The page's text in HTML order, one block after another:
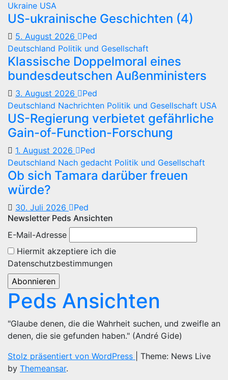
Ukraine USA
US-ukrainische Geschichten (4)
5. August 2026
Ped
Deutschland Politik und Gesellschaft
Klassische Doppelmoral eines
bundesdeutschen Außenministers
3. August 2026
Ped
Deutschland Nachrichten Politik und Gesellschaft USA
US-Regierung verbietet gefährliche
Gain-of-Function-Forschung
1. August 2026
Ped
Deutschland Nach gedacht Politik und Gesellschaft
Ob sich Tamara darüber freuen
würde?
30. Juli 2026
Ped
Newsletter Peds Ansichten
E-Mail-Adresse
Hiermit akzeptiere ich die
Datenschutzbestimmungen
Peds Ansichten
"Glaube denen, die die Wahrheit suchen, und zweifle an
denen, die sie gefunden haben." (André Gide)
Stolz präsentiert von WordPress
Theme: News Live
by Themeansar.